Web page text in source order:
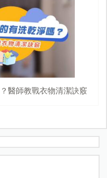
醫師教戰衣物清潔訣竅